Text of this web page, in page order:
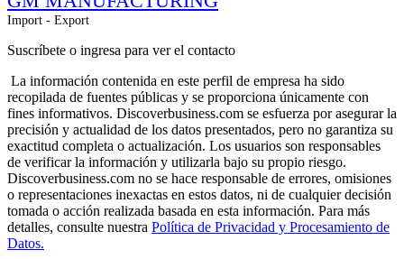
Import - Export
Suscríbete o ingresa para ver el contacto
La información contenida en este perfil de empresa ha sido
recopilada de fuentes públicas y se proporciona únicamente con
fines informativos. Discoverbusiness.com se esfuerza por asegurar la
precisión y actualidad de los datos presentados, pero no garantiza su
exactitud completa o actualización. Los usuarios son responsables
de verificar la información y utilizarla bajo su propio riesgo.
Discoverbusiness.com no se hace responsable de errores, omisiones
o representaciones inexactas en estos datos, ni de cualquier decisión
tomada o acción realizada basada en esta información. Para más
detalles, consulte nuestra Política de Privacidad y Procesamiento de
Datos.